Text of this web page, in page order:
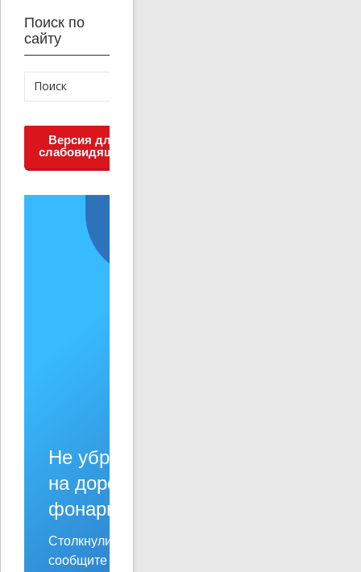
Поиск по
сайту
Версия для
слабовидящих
Не убран мусор, яма
на дороге, не горит
фонарь?
Столкнулись с проблемой —
сообщите о ней!